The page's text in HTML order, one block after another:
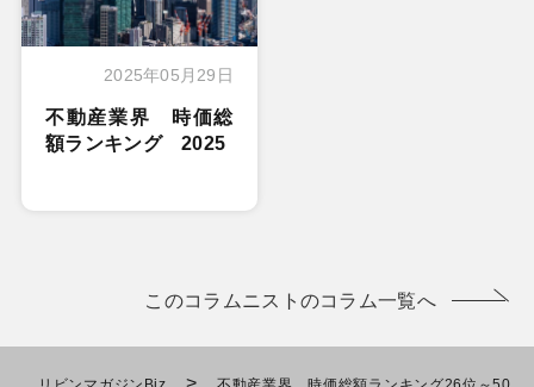
2025年05月29日
不動産業界 時価総
額ランキング 2025
このコラムニストのコラム一覧へ
>